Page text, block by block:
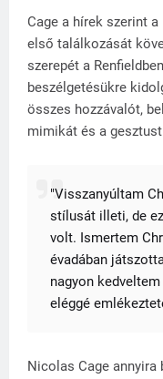
Cage a hírek szerint
első találkozását
szerepét a
beszélgetésükre
összes hozzávalót,
mimikát és a
"Visszanyúltam
stílusát illeti, de
volt. Ismertem
évadában
nagyon
eléggé
Nicolas Cage annyira